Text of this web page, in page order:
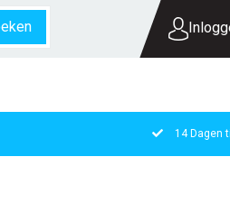
UW
14 Dagen